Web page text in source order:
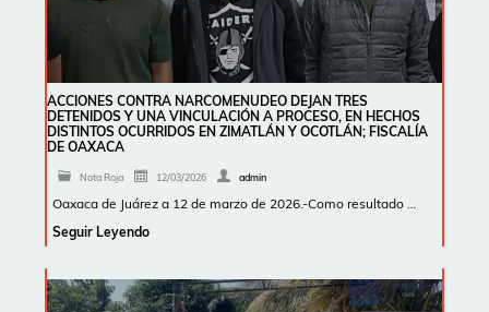
ACCIONES CONTRA NARCOMENUDEO DEJAN TRES
DETENIDOS Y UNA VINCULACIÓN A PROCESO, EN HECHOS
DISTINTOS OCURRIDOS EN ZIMATLÁN Y OCOTLÁN; FISCALÍA
DE OAXACA
Nota Roja 12/03/2026 admin
Oaxaca de Juárez a 12 de marzo de 2026.-Como resultado …
Seguir Leyendo